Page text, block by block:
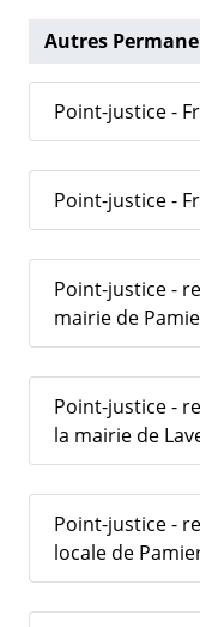
Autres
Point-justice -
Point-justice -
Point-justice -
mairie de
Point-justice -
la mairie de
Point-justice -
locale de